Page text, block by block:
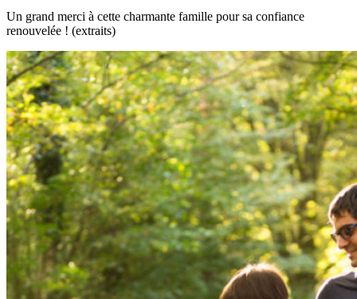
Un grand merci à cette charmante famille pour sa confiance
renouvelée ! (extraits)